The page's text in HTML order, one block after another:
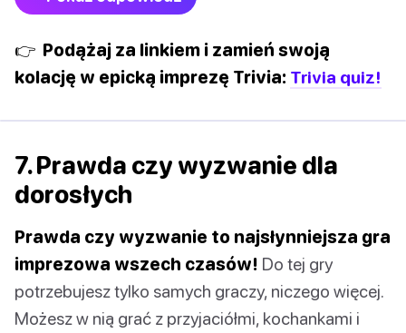
👉 Podążaj za linkiem i zamień swoją
kolację w epicką imprezę Trivia: Trivia quiz!
7. Prawda czy wyzwanie dla
dorosłych
Prawda czy wyzwanie to najsłynniejsza gra
imprezowa wszech czasów! Do tej gry
potrzebujesz tylko samych graczy, niczego więcej.
Możesz w nią grać z przyjaciółmi, kochankami i